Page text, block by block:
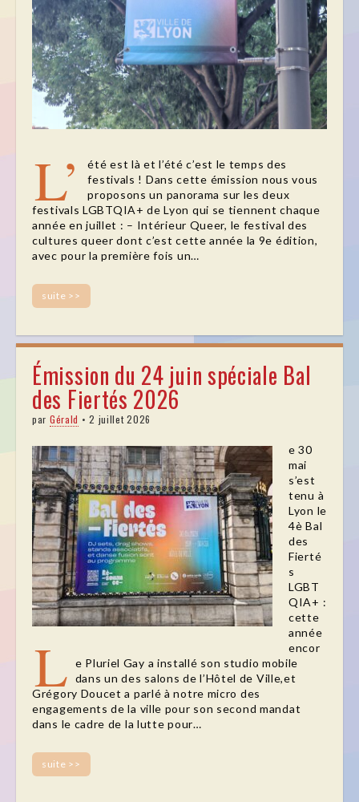
L’
été est là et l’été c’est le temps des
festivals ! Dans cette émission nous vous
proposons un panorama sur les deux
festivals LGBTQIA+ de Lyon qui se tiennent chaque
année en juillet : – Intérieur Queer, le festival des
cultures queer dont c’est cette année la 9e édition,
avec pour la première fois un…
suite >>
Émission du 24 juin spéciale Bal
des Fiertés 2026
par Gérald •2 juillet 2026
L
e 30
mai
s’est
tenu à
Lyon le
4è Bal
des
Fierté
s
LGBT
QIA+ :
cette
année
encor
e Pluriel Gay a installé son studio mobile
dans un des salons de l’Hôtel de Ville,et
Grégory Doucet a parlé à notre micro des
engagements de la ville pour son second mandat
dans le cadre de la lutte pour…
suite >>